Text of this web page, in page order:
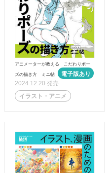
アニメーターが教える こだわりポー
ズの描き方 ミニ帖
2024.12.20 発売
イラスト・アニメ